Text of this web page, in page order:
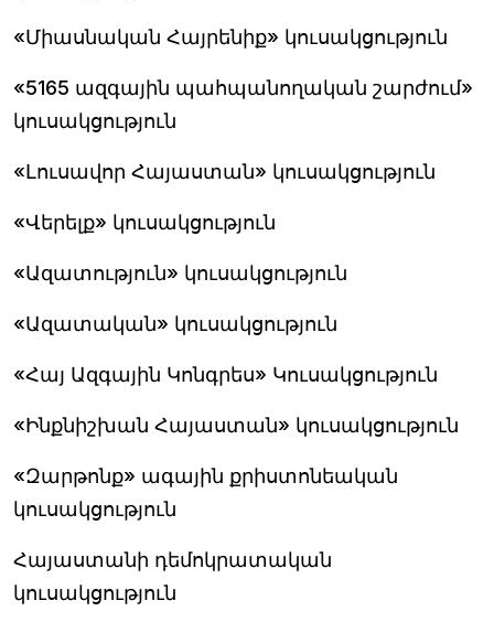
«Միասնական Հայրենիք» կուսակցություն
«5165 ազգային պահպանողական շարժում»
կուսակցություն
«Լուսավոր Հայաստան» կուսակցություն
«Վերելք» կուսակցություն
«Ազատություն» կուսակցություն
«Ազատական» կուսակցություն
«Հայ Ազգային Կոնգրես» Կուսակցություն
«Ինքնիշխան Հայաստան» կուսակցություն
«Զարթոնք» ագային քրիստոնեական
կուսակցություն
Հայաստանի դեմոկրատական
կուսակցություն